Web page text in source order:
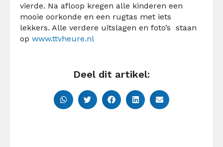
vierde. Na afloop kregen alle kinderen een
mooie oorkonde en een rugtas met iets
lekkers. Alle verdere uitslagen en foto’s staan
op www.ttvheure.nl
Deel dit artikel: